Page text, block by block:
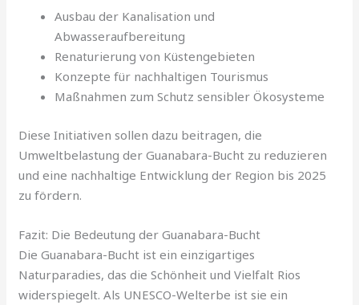
Ausbau der Kanalisation und
Abwasseraufbereitung
Renaturierung von Küstengebieten
Konzepte für nachhaltigen Tourismus
Maßnahmen zum Schutz sensibler Ökosysteme
Diese Initiativen sollen dazu beitragen, die
Umweltbelastung der Guanabara-Bucht zu reduzieren
und eine nachhaltige Entwicklung der Region bis 2025
zu fördern.
Fazit: Die Bedeutung der Guanabara-Bucht
Die Guanabara-Bucht ist ein einzigartiges
Naturparadies, das die Schönheit und Vielfalt Rios
widerspiegelt. Als UNESCO-Welterbe ist sie ein